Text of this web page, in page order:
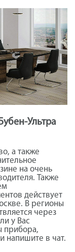
Ультра
а также
на очень
Также
действует
В регионы
через
у Вас
прибора,
напишите в чат.